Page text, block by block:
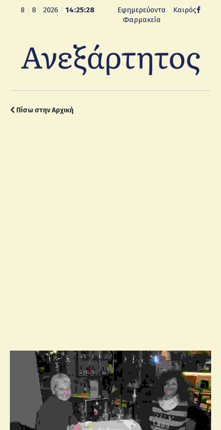
8 8 2026 14:25:29
Εφημερεύοντα
Φαρμακεία
Καιρός
Πίσω στην Αρχική